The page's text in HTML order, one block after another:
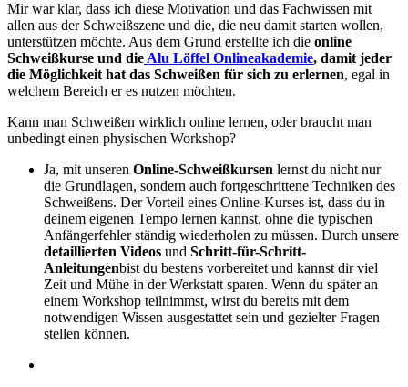
Mir war klar, dass ich diese Motivation und das Fachwissen mit
allen aus der Schweißszene und die, die neu damit starten wollen,
unterstützen möchte. Aus dem Grund erstellte ich die online
Schweißkurse und dieAlu Löffel Onlineakademie, damit jeder
die Möglichkeit hat das Schweißen für sich zu erlernen, egal in
welchem Bereich er es nutzen möchten.
Kann man Schweißen wirklich online lernen, oder braucht man
unbedingt einen physischen Workshop?
Ja, mit unseren Online-Schweißkursen lernst du nicht nur
die Grundlagen, sondern auch fortgeschrittene Techniken des
Schweißens. Der Vorteil eines Online-Kurses ist, dass du in
deinem eigenen Tempo lernen kannst, ohne die typischen
Anfängerfehler ständig wiederholen zu müssen. Durch unsere
detaillierten Videos und Schritt-für-Schritt-
Anleitungenbist du bestens vorbereitet und kannst dir viel
Zeit und Mühe in der Werkstatt sparen. Wenn du später an
einem Workshop teilnimmst, wirst du bereits mit dem
notwendigen Wissen ausgestattet sein und gezielter Fragen
stellen können.